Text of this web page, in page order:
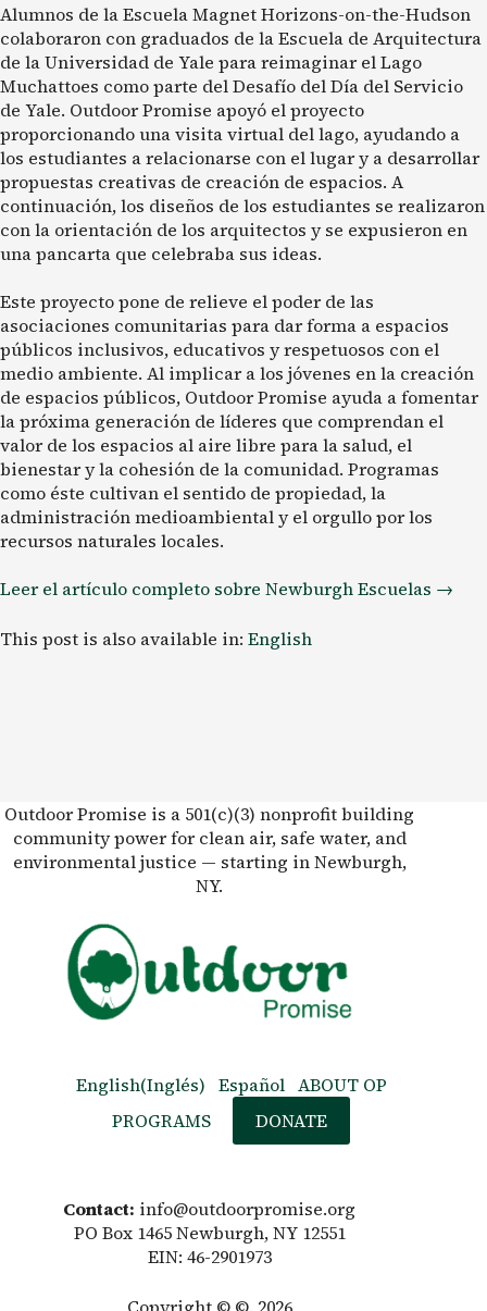
Alumnos de la Escuela Magnet Horizons-on-the-Hudson
colaboraron con graduados de la Escuela de Arquitectura
de la Universidad de Yale para reimaginar el Lago
Muchattoes como parte del Desafío del Día del Servicio
de Yale. Outdoor Promise apoyó el proyecto
proporcionando una visita virtual del lago, ayudando a
los estudiantes a relacionarse con el lugar y a desarrollar
propuestas creativas de creación de espacios. A
continuación, los diseños de los estudiantes se realizaron
con la orientación de los arquitectos y se expusieron en
una pancarta que celebraba sus ideas.
Este proyecto pone de relieve el poder de las
asociaciones comunitarias para dar forma a espacios
públicos inclusivos, educativos y respetuosos con el
medio ambiente. Al implicar a los jóvenes en la creación
de espacios públicos, Outdoor Promise ayuda a fomentar
la próxima generación de líderes que comprendan el
valor de los espacios al aire libre para la salud, el
bienestar y la cohesión de la comunidad. Programas
como éste cultivan el sentido de propiedad, la
administración medioambiental y el orgullo por los
recursos naturales locales.
Leer el artículo completo sobre NewburghEscuelas →
This post is also available in: English
Outdoor Promise is a 501(c)(3) nonprofit building
community power for clean air, safe water, and
environmental justice — starting in Newburgh,
NY.
English(Inglés) Español ABOUT OP
PROGRAMS
DONATE
Contact: info@outdoorpromise.org
PO Box 1465 Newburgh, NY 12551
EIN: 46-2901973